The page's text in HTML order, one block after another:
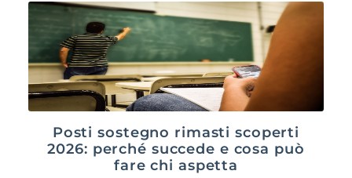
Posti sostegno rimasti scoperti
2026: perché succede e cosa può
fare chi aspetta